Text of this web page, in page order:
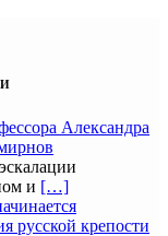
Александра
и […]
русской крепости